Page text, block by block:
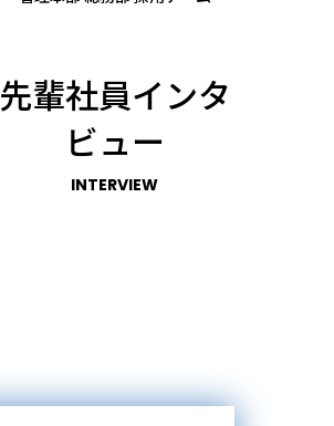
先輩社員インタ
ビュー
INTERVIEW